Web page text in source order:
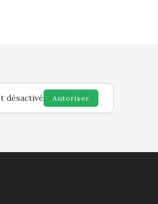
désactivé Autoriser